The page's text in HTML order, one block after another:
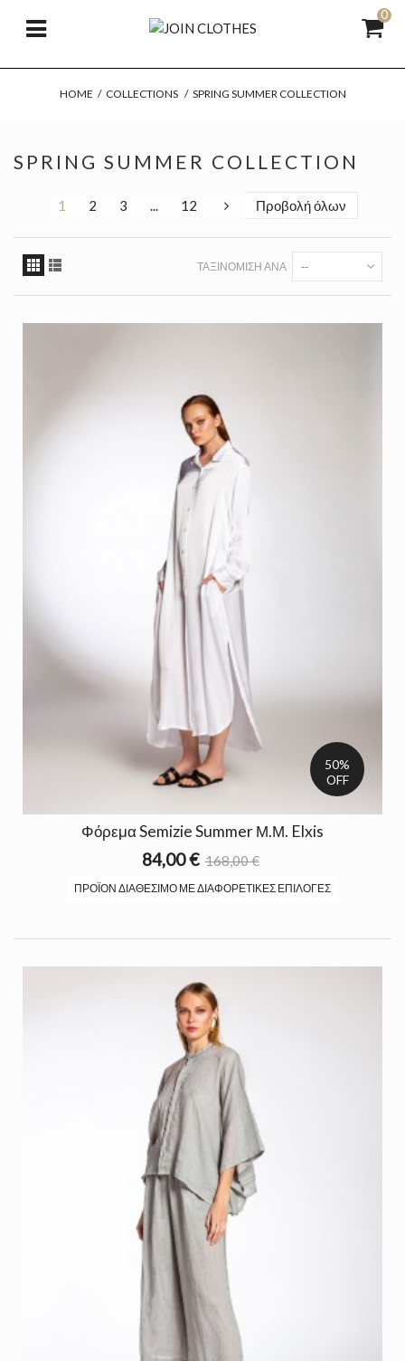
0
HOME / COLLECTIONS / SPRING SUMMER COLLECTION
SPRING SUMMER COLLECTION
1 2 3 ... 12 Προβολή όλων
ΤΑΞΙΝΌΜΙΣΗ ΑΝΆ --
50%
OFF
Φόρεμα Semizie Summer Μ.Μ. Elxis
84,00 € 168,00 €
ΠΡΟΪΌΝ ΔΙΑΘΈΣΙΜΟ ΜΕ ΔΙΑΦΟΡΕΤΙΚΈΣ ΕΠΙΛΟΓΈΣ